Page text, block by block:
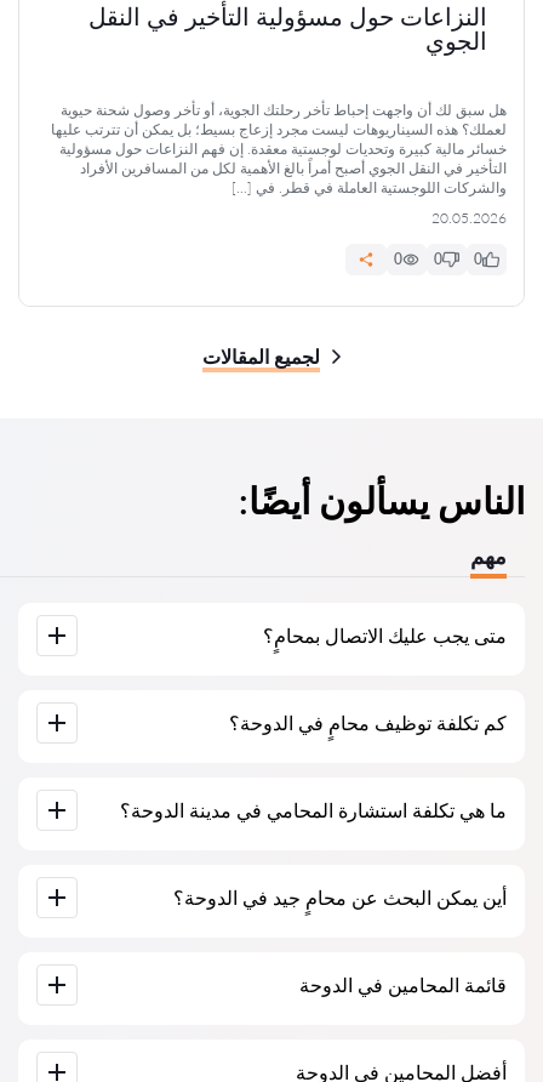
النزاعات حول مسؤولية التأخير في النقل
الجوي
هل سبق لك أن واجهت إحباط تأخر رحلتك الجوية، أو تأخر وصول شحنة حيوية
لعملك؟ هذه السيناريوهات ليست مجرد إزعاج بسيط؛ بل يمكن أن تترتب عليها
خسائر مالية كبيرة وتحديات لوجستية معقدة. إن فهم النزاعات حول مسؤولية
التأخير في النقل الجوي أصبح أمراً بالغ الأهمية لكل من المسافرين الأفراد
والشركات اللوجستية العاملة في قطر. في […]
20.05.2026
0
0
0
لجميع المقالات
الناس يسألون أيضًا:
مهم
متى يجب عليك الاتصال بمحامٍ؟
عندما يجب عليك الاتصال بمحامٍ؟ يتخذ الناس قرار زيارة المحامي
عندما يواجهون صعوبات كبيرة. غالبًا ما يُطلب المساعدة المهنية
للمحامي في الدوحة عندما تكون القضية قد ذهبت بالفعل إلى
نوصي بعدم التأخير في الاتصال وحل المشكلة في “المهد”.
كم تكلفة توظيف محامٍ في الدوحة؟
يتم تحديد أسعار خدمات المحامين حسب حجم العمل ومدى تعقيد
القضية. تبدأ خدمات المحامين بمتوسط ​​500 ريال قطري. اختيار
المرشحين على أساس التقييمات والآراء. كثير منهم لديهم أمثلة
ما هي تكلفة استشارة المحامي في مدينة الدوحة؟
تبدأ استشارة المحامين في الدوحة من 500 ريال قطري وأكثر (قد
تختلف الأسعار حسب تعقيد المسألة وشكل الرد).
أين يمكن البحث عن محامٍ جيد في الدوحة؟
يمكن القيام بذلك على موقع البحث عن المحامين القطري Jur-
qa.com مجانًا تمامًا. من المهم معرفة أن البحث السهل والتواصل
مع المتخصص متاحان مجانًا، ولكن الاستشارة والخدمات التي
قائمة المحامين في الدوحة
قاعدة بيانات كاملة للمحامين في الدوحة على شكل قائمة، خصيصًا
لكم. سيرة ذاتية كاملة للمحامين مع أرقام هواتفهم.
أفضل المحامين في الدوحة